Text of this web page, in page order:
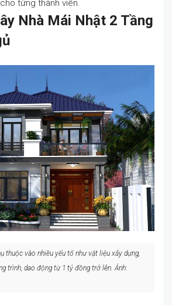
từng thành viên.
Nhà Mái Nhật 2 Tầng
thuộc vào nhiều yếu tố như vật liệu xây dựng,
trình dao động từ 1 tỷ đồng trở lên. Ảnh: